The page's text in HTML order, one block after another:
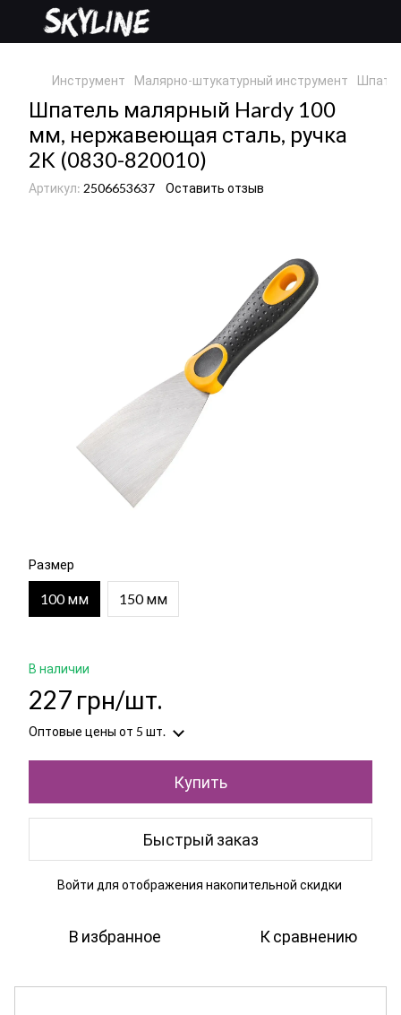
Инструмент Малярно-штукатурный инструмент
Шпатель малярный Hardy 100
мм, нержавеющая сталь, ручка
2K (0830-820010)
Артикул: 2506653637 Оставить отзыв
Размер
100 мм 150 мм
В наличии
227 грн/шт.
Оптовые цены от 5 шт.
Купить
Быстрый заказ
Войти для отображения накопительной скидки
В избранное К сравнению